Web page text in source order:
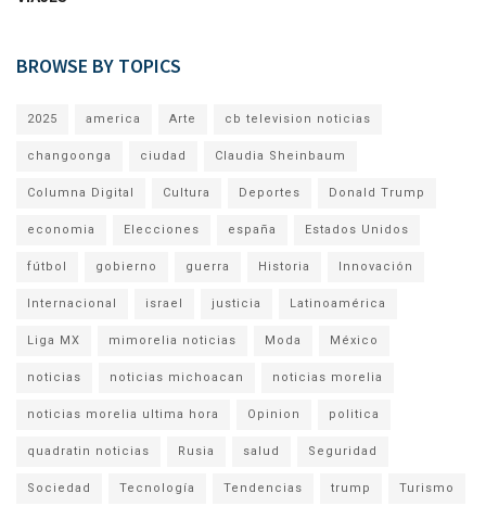
BROWSE BY TOPICS
2025 america Arte cb television noticias
changoonga ciudad Claudia Sheinbaum
Columna Digital Cultura Deportes Donald Trump
economia Elecciones españa Estados Unidos
fútbol gobierno guerra Historia Innovación
Internacional israel justicia Latinoamérica
Liga MX mimorelia noticias Moda México
noticias noticias michoacan noticias morelia
noticias morelia ultima hora Opinion politica
quadratin noticias Rusia salud Seguridad
Sociedad Tecnología Tendencias trump Turismo